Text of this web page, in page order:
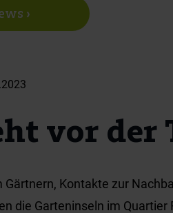
›
vor der
Kontakte zur
die Garteninseln im Quartier